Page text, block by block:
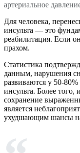
артериальное
Для человека,
инсульта — это
реабилитация. Если
прахом.
Статистика
данным, нарушения
развиваются у 50-
инсульта. Более того,
сохранение
является
ухудшающим шансы